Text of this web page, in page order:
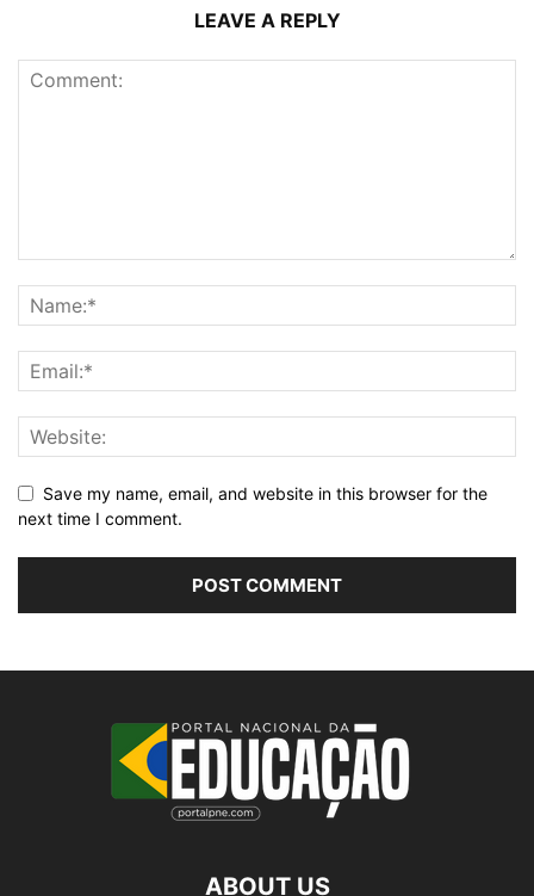
LEAVE A REPLY
Save my name, email, and website in this browser for the
next time I comment.
ABOUT US